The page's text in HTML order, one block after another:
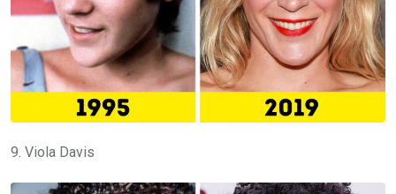
9. Viola Davis